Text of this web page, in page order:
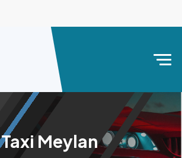
Taxi Meylan